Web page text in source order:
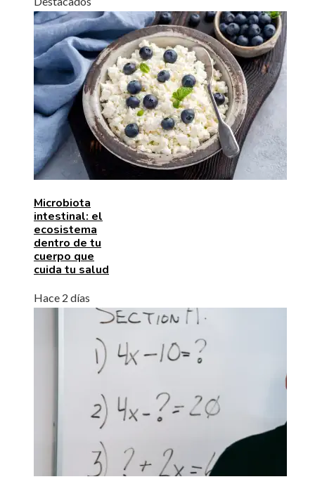
Microbiota
intestinal: el
ecosistema
dentro de tu
cuerpo que
cuida tu salud
Hace 2 días